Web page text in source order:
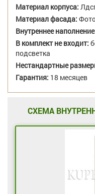
Материал корпуса:
Материал фасада:
Внутреннее
В комплект не входит:
подсветка
Нестандартные
Гарантия: 18 месяцев
СХЕМА